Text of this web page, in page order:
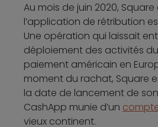
Au mois de juin 2020,
l’application de rétribution
Une opération qui laissait
déploiement des activités
paiement américain en
moment du rachat, Square
la date de lancement de
CashApp munie d’un
vieux continent.